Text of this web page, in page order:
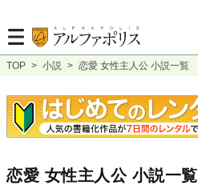
TOP > 小説 > 恋愛 女性主人公 小説一覧
恋愛 女性主人公 小説一覧